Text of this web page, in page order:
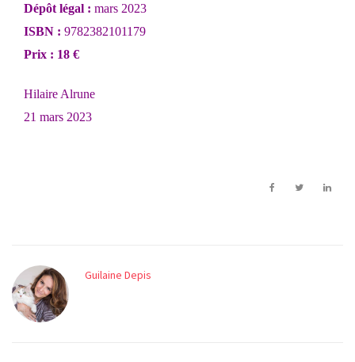
Dépôt légal : mars 2023
ISBN : 9782382101179
Prix : 18 €
Hilaire Alrune
21 mars 2023
Guilaine Depis